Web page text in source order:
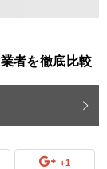
者を徹底比較
+1